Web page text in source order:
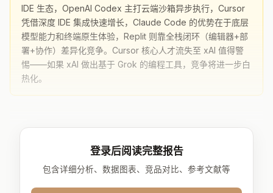
IDE 生态，OpenAI Codex 主打云端沙箱异步执行，Cursor
凭借深度 IDE 集成快速增长，Claude Code 的优势在于底层
模型能力和终端原生体验，Replit 则靠全栈闭环（编辑器+部
署+协作）差异化竞争。Cursor 核心人才流失至 xAI 值得警
惕——如果 xAI 做出基于 Grok 的编程工具，竞争将进一步白
热化。
登录后阅读完整报告
包含详细分析、数据图表、竞品对比、参考文献等